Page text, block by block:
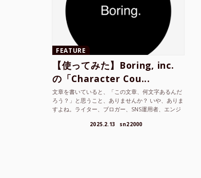
FEATURE
【使ってみた】Boring, inc.
の「Character Cou...
文章を書いていると、「この文章、何文字あるんだ
ろう？」と思うこと、ありませんか？ いや、ありま
すよね。ライター、ブロガー、SNS運用者、エンジ
ニア、学生… 文字数を意識する仕事やタスクは意外
と多い。で...
2025.2.13 sn22000